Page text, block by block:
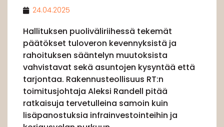
24.04.2025
Hallituksen puoliväliriihessä tekemät
päätökset tuloveron kevennyksistä ja
rahoituksen sääntelyn muutoksista
vahvistavat sekä asuntojen kysyntää että
tarjontaa. Rakennusteollisuus RT:n
toimitusjohtaja Aleksi Randell pitää
ratkaisuja tervetulleina samoin kuin
lisäpanostuksia infrainvestointeihin ja